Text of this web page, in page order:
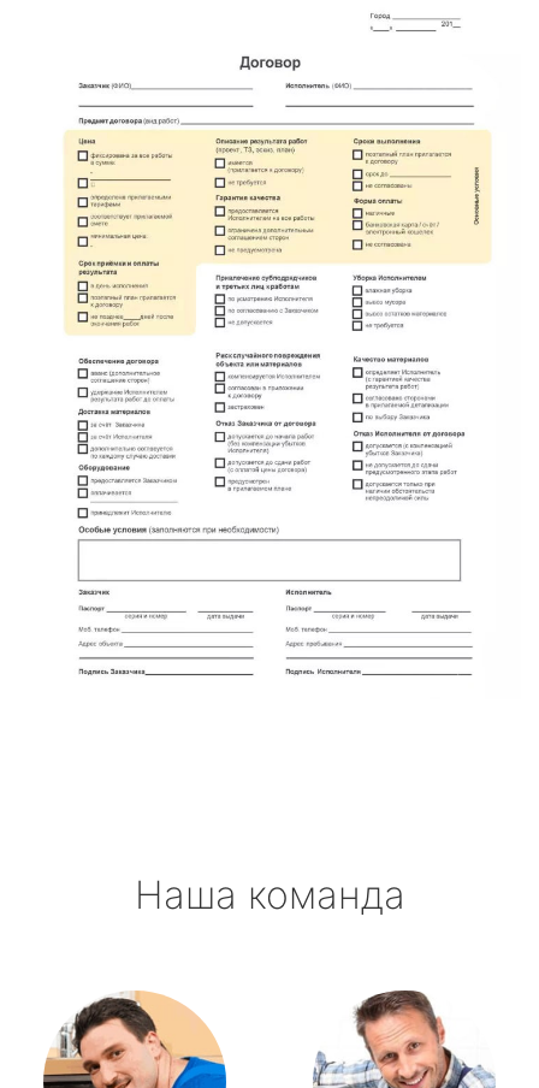
Наша команда